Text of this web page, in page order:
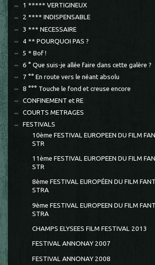
1 ***** VERTIGINEUX
2 **** INDISPENSABLE
3 *** NECESSAIRE
4 ** POURQUOI PAS ?
5 * Bof !
6 ° Que suis-je allée faire dans cette galère ?
7 °° En route vers le néant absolu
8 °°° Touche le fond et creuse encore
CONFINEMENT et RE
COURTS METRAGES
FESTIVALS
10ème FESTIVAL EUROPEEN DU FILM
STR
11ème FESTIVAL EUROPEEN DU FILM
STR
8ème FESTIVAL EUROPÉEN DU FILM
STRA
9ème FESTIVAL EUROPEEN DU FILM
STRA
CHAMPS ELYSEES FILM FESTIVAL 2013
FESTIVAL ANNONAY 2007
FESTIVAL ANNONAY 2008